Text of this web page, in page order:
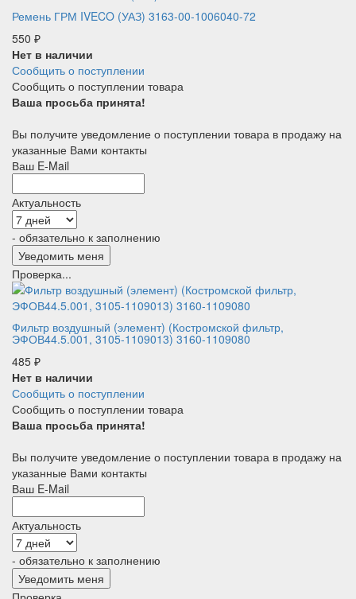
Ремень ГРМ IVECO (УАЗ) 3163-00-1006040-72
550 ₽
Нет в наличии
Сообщить о поступлении
Сообщить о поступлении товара
Ваша просьба принята!
Вы получите уведомление о поступлении товара в продажу на
указанные Вами контакты
Ваш E-Mail
Актуальность
- обязательно к заполнению
Проверка...
Фильтр воздушный (элемент) (Костромской фильтр,
ЭФОВ44.5.001, 3105-1109013) 3160-1109080
485 ₽
Нет в наличии
Сообщить о поступлении
Сообщить о поступлении товара
Ваша просьба принята!
Вы получите уведомление о поступлении товара в продажу на
указанные Вами контакты
Ваш E-Mail
Актуальность
- обязательно к заполнению